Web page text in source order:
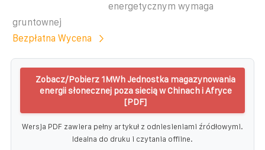
energetycznym wymaga
gruntownej
Bezpłatna Wycena
Zobacz/Pobierz 1MWh Jednostka magazynowania
energii słonecznej poza siecią w Chinach i Afryce
[PDF]
Wersja PDF zawiera pełny artykuł z odniesieniami źródłowymi.
Idealna do druku i czytania offline.